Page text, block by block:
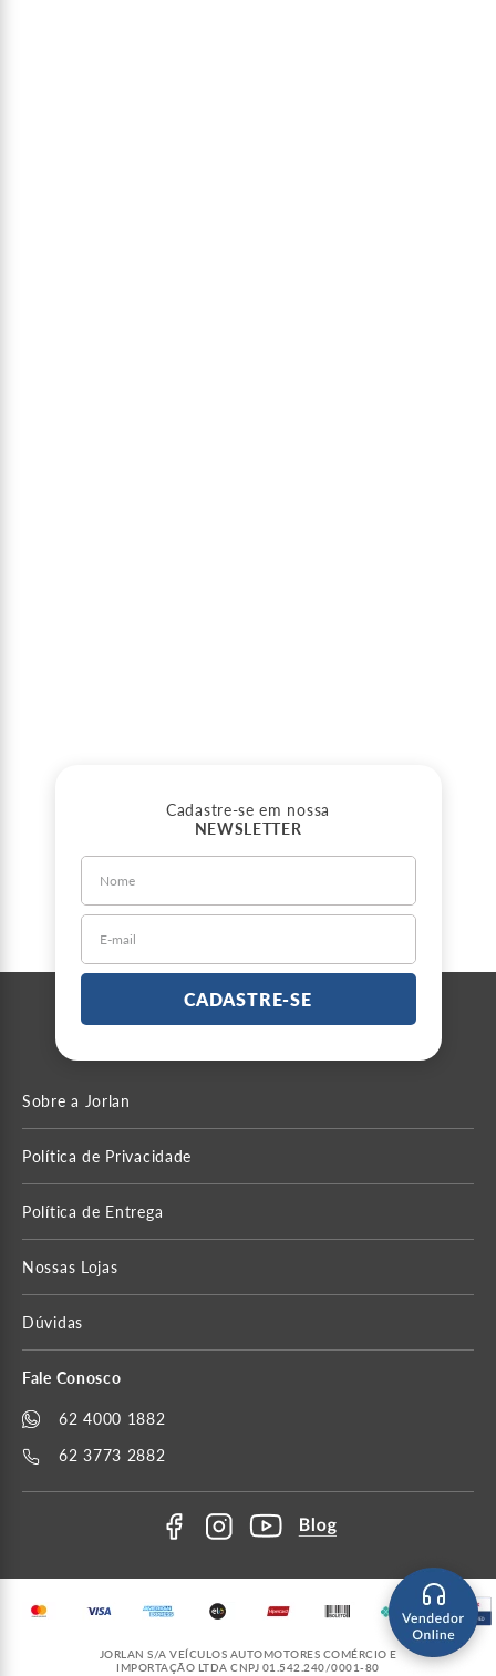
Cadastre-se em nossa
NEWSLETTER
CADASTRE-SE
Sobre a Jorlan
Política de Privacidade
Política de Entrega
Nossas Lojas
Dúvidas
Fale Conosco
62 4000 1882
62 3773 2882
JORLAN S/A VEÍCULOS AUTOMOTORES COMÉRCIO E
IMPORTAÇÃO LTDA CNPJ 01.542.240/0001-80